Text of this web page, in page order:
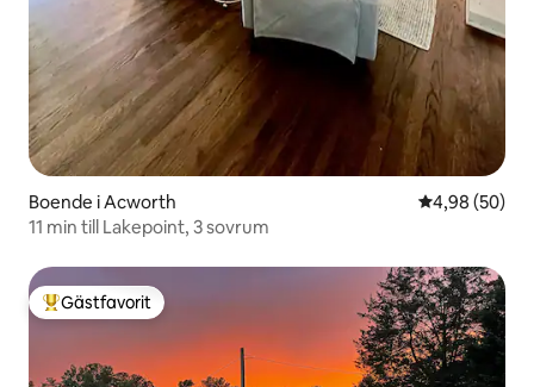
Boende i Acworth 4,98 av 5 i
4,98 (50)
11 min till Lakepoint, 3 sovrum
Populär gästfavorit
Gästfavorit